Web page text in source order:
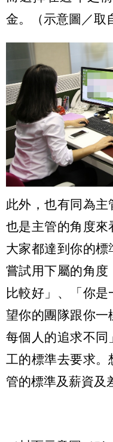
金。（示意圖／取
此外，也有同為
也是主管的角度來
大家都達到你的標
嘗試用下屬的角度
比較好」、「你
望你的團隊跟你
每個人的追求不同
工的標準去要求。
管的標準及薪資及